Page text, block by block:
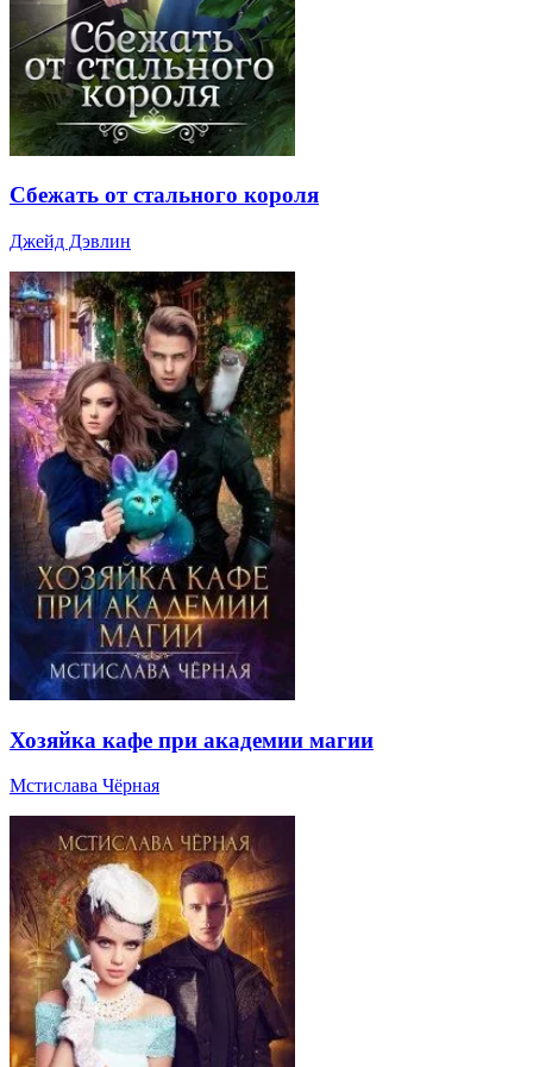
Сбежать от стального короля
Джейд Дэвлин
Хозяйка кафе при академии магии
Мстислава Чёрная